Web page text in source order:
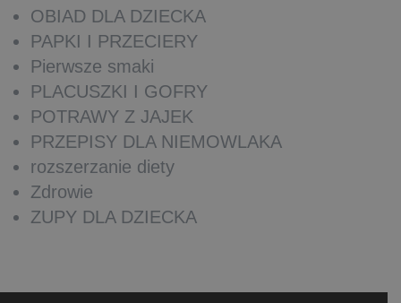
OBIAD DLA DZIECKA
PAPKI I PRZECIERY
Pierwsze smaki
PLACUSZKI I GOFRY
POTRAWY Z JAJEK
PRZEPISY DLA NIEMOWLAKA
rozszerzanie diety
Zdrowie
ZUPY DLA DZIECKA